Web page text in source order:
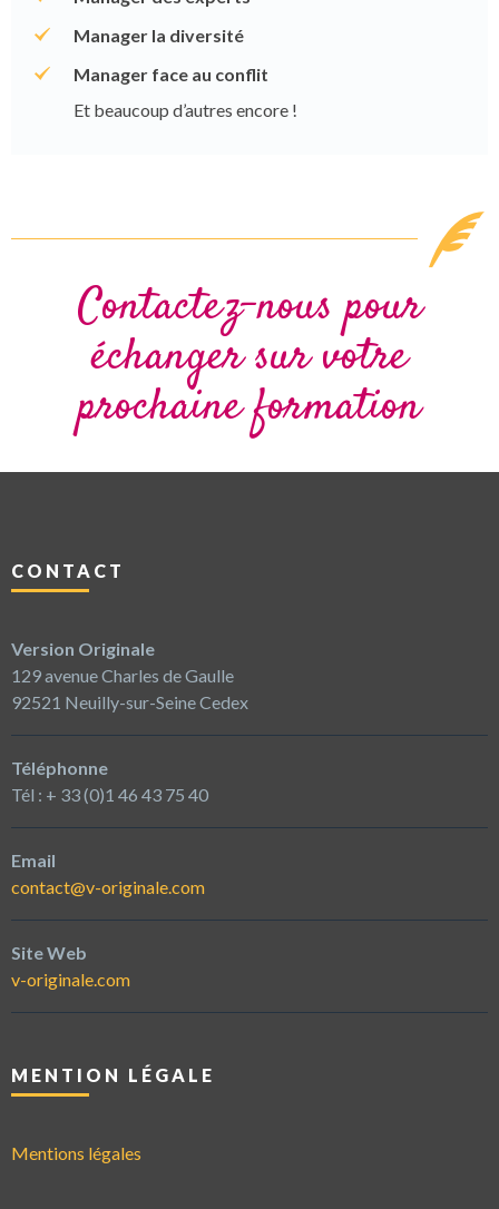
Manager la diversité
Manager face au conflit
Et beaucoup d’autres encore !
Contactez-nous pour
échanger sur votre
prochaine formation
CONTACT
Version Originale
129 avenue Charles de Gaulle
92521 Neuilly-sur-Seine Cedex
Téléphonne
Tél : + 33 (0)1 46 43 75 40
Email
contact@v-originale.com
Site Web
v-originale.com
MENTION LÉGALE
Mentions légales